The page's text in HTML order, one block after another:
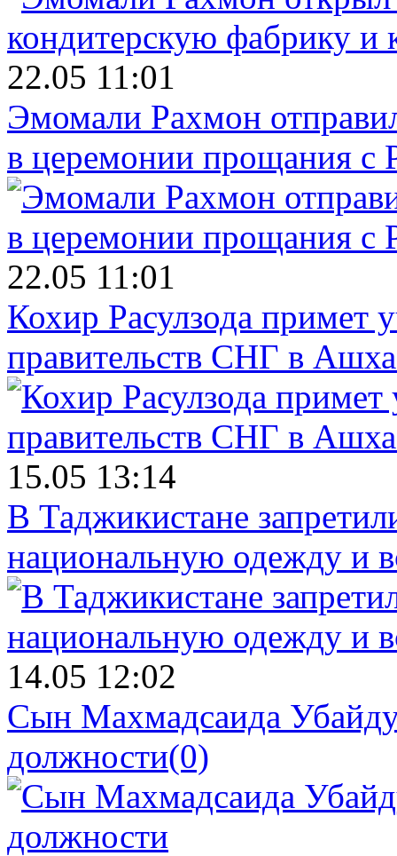
22.05 11:01
Эмомали Рахмон
в церемонии прощания с
22.05 11:01
Кохир Расулзода примет
правительств СНГ в
15.05 13:14
В Таджикистане
национальную одежду и
14.05 12:02
Сын Махмадсаида
должности(0)